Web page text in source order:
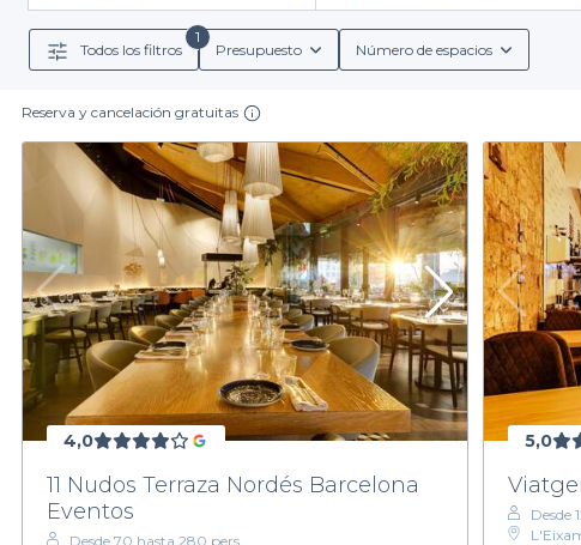
reserva y servicios incluidos. Así, puedes
Además, nuestras salas suelen contar conmenús
Bailar, charlar o compartir un delicioso cóctel en una
sol mediterráneo o bajo el brillante cielo estrellado de la
tipo de evento. Con Privateaser, puedes descubrir
No pierdas más tiempo buscando. Explora nuestra
Todos los filtros
1
Presupuesto Número de espacios
Reserva y cancelación gratuitas
4,0
11 Nudos Terraza Nordés Barcelona
Eventos
Desde 70 hasta 280 pers.
5,0
Desde